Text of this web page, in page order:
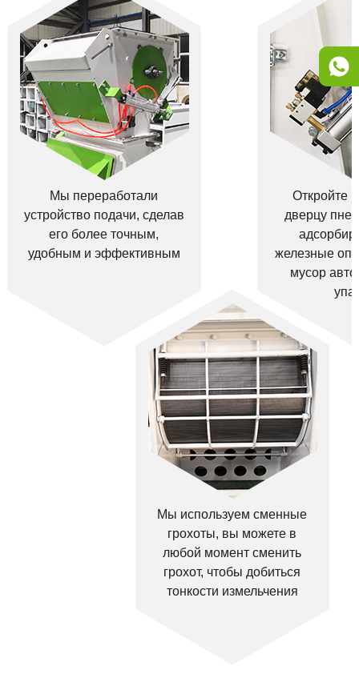
Мы переработали
устройство подачи, сделав
его более точным,
удобным и эффективным
Откройте
дверцу
железные
мусор
Мы используем сменные
грохоты, вы можете в
любой момент сменить
грохот, чтобы добиться
тонкости измельчения